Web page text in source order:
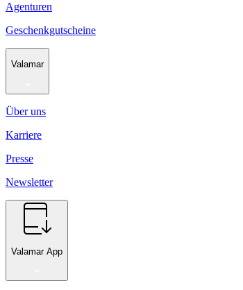
Agenturen
Geschenkgutscheine
Valamar
Über uns
Karriere
Presse
Newsletter
Valamar App